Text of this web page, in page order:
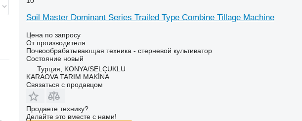
Soil Master Dominant Series Trailed Type Combine Tillage Machine
Цена по запросу
От производителя
Почвообрабатывающая техника - стерневой культиватор
Состояниеновый
Турция, KONYA/SELÇUKLU
KARAOVA TARIM MAKİNA
Связаться с продавцом
Продаете технику?
Делайте это вместе с нами!